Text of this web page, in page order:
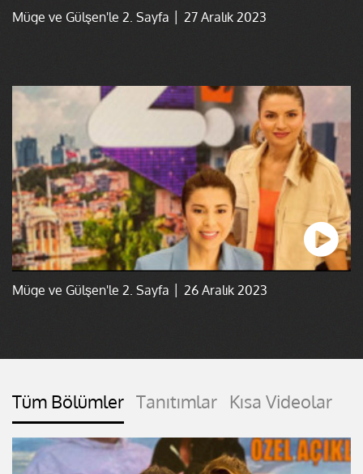
Müge ve Gülşen'le 2. Sayfa │ 27 Aralık 2023
Müge ve Gülşen'le 2. Sayfa │ 26 Aralık 2023
Tüm Bölümler Tanıtımlar Kısa Videolar